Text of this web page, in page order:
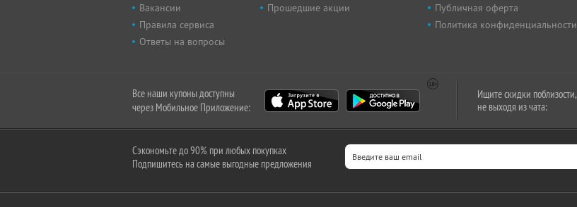
Вакансии
Правила сервиса
Ответы на вопросы
Прошедшие акции
Публичная оферта
Политика конфиденциальности
Все наши купоны доступны
через Мобильное Приложение:
Ищите скидки поблизости,
не выходя из чата:
Сэкономьте до 90% при любых покупках
Подпишитесь на самые выгодные предложения